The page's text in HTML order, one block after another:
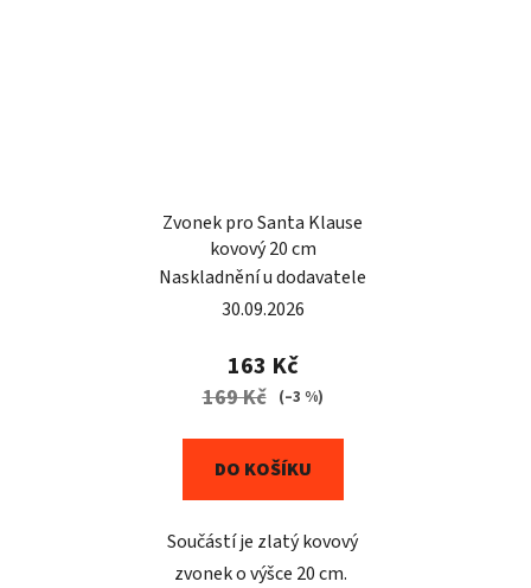
Zvonek pro Santa Klause
kovový 20 cm
Naskladnění u dodavatele
30.09.2026
163 Kč
169 Kč (–3 %)
DO KOŠÍKU
Součástí je zlatý kovový
zvonek o výšce 20 cm.